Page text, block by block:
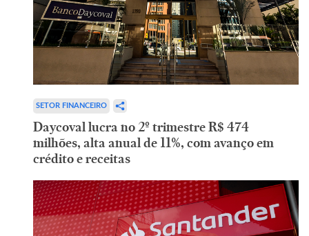
SETOR FINANCEIRO
Daycoval lucra no 2º trimestre R$ 474
milhões, alta anual de 11%, com avanço em
crédito e receitas